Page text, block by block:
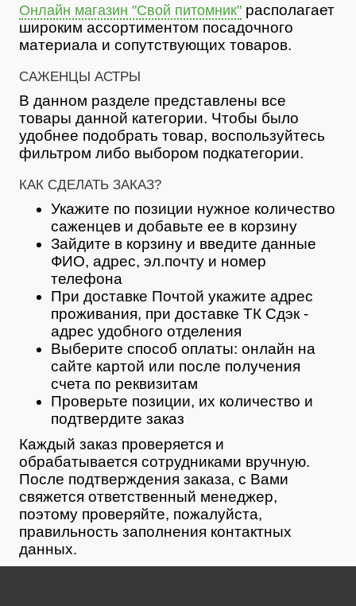
Онлайн магазин "Свой питомник" располагает
широким ассортиментом посадочного
материала и сопутствующих товаров.
САЖЕНЦЫ АСТРЫ
В данном разделе представлены все
товары данной категории. Чтобы было
удобнее подобрать товар, воспользуйтесь
фильтром либо выбором подкатегории.
КАК СДЕЛАТЬ ЗАКАЗ?
Укажите по позиции нужное количество
саженцев и добавьте ее в корзину
Зайдите в корзину и введите данные
ФИО, адрес, эл.почту и номер
телефона
При доставке Почтой укажите адрес
проживания, при доставке ТК Сдэк -
адрес удобного отделения
Выберите способ оплаты: онлайн на
сайте картой или после получения
счета по реквизитам
Проверьте позиции, их количество и
подтвердите заказ
Каждый заказ проверяется и
обрабатывается сотрудниками вручную.
После подтверждения заказа, с Вами
свяжется ответственный менеджер,
поэтому проверяйте, пожалуйста,
правильность заполнения контактных
данных.